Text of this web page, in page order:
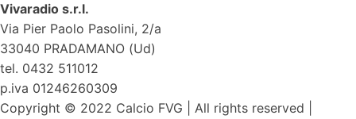
Vivaradio s.r.l.
Via Pier Paolo Pasolini, 2/a
33040 PRADAMANO (Ud)
tel. 0432 511012
p.iva 01246260309
Copyright © 2022 Calcio FVG | All rights reserved |